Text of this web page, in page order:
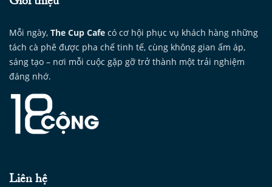
Mỗi ngày, The Cup Cafe có cơ hội phục vụ khách hàng những
tách cà phê được pha chế tinh tế, cùng không gian ấm áp,
sáng tạo – nơi mỗi cuộc gặp gỡ trở thành một trải nghiệm
đáng nhớ.
Liên hệ